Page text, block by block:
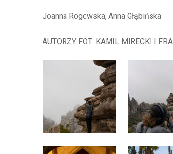
Joanna Rogowska, Anna Głąbińska
AUTORZY FOT: KAMIL MIRECKI I